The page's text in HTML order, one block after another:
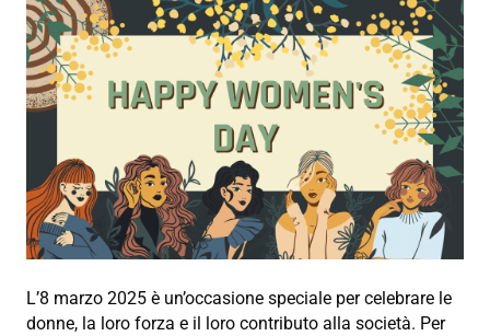
L’8 marzo 2025 è un’occasione speciale per celebrare le
donne, la loro forza e il loro contributo alla società. Per